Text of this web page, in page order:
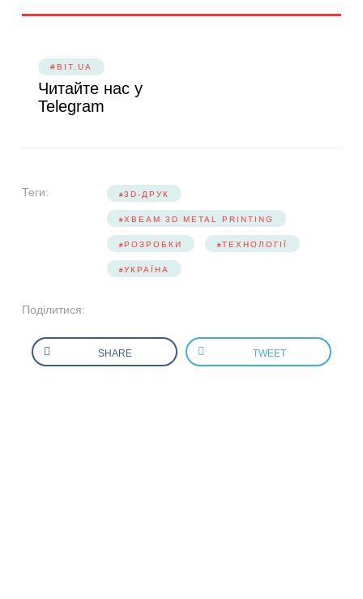
#BIT.UA
Читайте нас у
Telegram
Теги: 3D-ДРУК
XBEAM 3D METAL PRINTING
РОЗРОБКИ ТЕХНОЛОГІЇ
УКРАЇНА
Поділитися:
SHARE TWEET